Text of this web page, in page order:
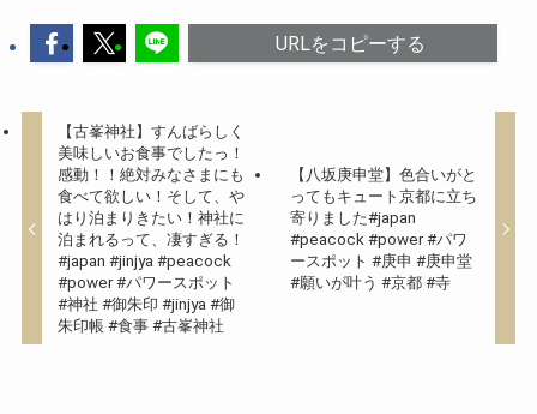
URLをコピーする
【古峯神社】すんばらしく
美味しいお食事でしたっ！
感動！！絶対みなさまにも
食べて欲しい！そして、や
はり泊まりきたい！神社に
泊まれるって、凄すぎる！
#japan #jinjya #peacock
#power #パワースポット
#神社 #御朱印 #jinjya #御
朱印帳 #食事 #古峯神社
【八坂庚申堂】色合いがと
ってもキュート京都に立ち
寄りました#japan
#peacock #power #パワ
ースポット #庚申 #庚申堂
#願いが叶う #京都 #寺